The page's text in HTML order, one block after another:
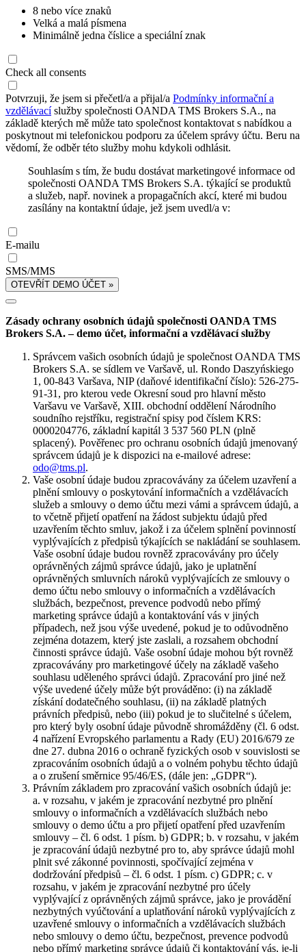
8 nebo více znaků
Velká a malá písmena
Minimálně jedna číslice a speciální znak
Check all consents
Potvrzuji, že jsem si přečetl/a a přijal/a Podmínky informační a
vzdělávacíslužby společnosti OANDA TMS Brokers S.A., na
základě kterých mě může tato společnost kontaktovat s nabídkou a
poskytnout mi telefonickou podporu za účelem správy účtu. Beru na
vědomí, že odběr této služby mohu kdykoli odhlásit.
Souhlasím s tím, že budu dostávat marketingové informace od
společnosti OANDA TMS Brokers S.A. týkající se produktů
a služeb, např. novinek a propagačních akcí, které mi budou
zasílány na kontaktní údaje, jež jsem uvedl/a v:
E-mailu
SMS/MMS
OTEVŘÍT DEMO ÚČET »
Zásady ochrany osobních údajů společnosti OANDA TMS
Brokers S.A. – demo účet, informační a vzdělávací služby
Správcem vašich osobních údajů je společnost OANDA TMS
Brokers S.A. se sídlem ve Varšavě, ul. Rondo Daszyńskiego
1, 00-843 Varšava, NIP (daňové identifikační číslo): 526-275-
91-31, pro kterou vede Okresní soud pro hlavní město
Varšavu ve Varšavě, XIII. obchodní oddělení Národního
soudního rejstříku, registrační spisy pod číslem KRS:
0000204776, základní kapitál 3 537 560 PLN (plně
splacený). Pověřenec pro ochranu osobních údajů jmenovaný
správcem údajů je k dispozici na e-mailové adrese:
odo@tms.pl.
Vaše osobní údaje budou zpracovávány za účelem uzavření a
plnění smlouvy o poskytování informačních a vzdělávacích
služeb a smlouvy o demo účtu mezi vámi a správcem údajů, a
to včetně přijetí opatření na žádost subjektu údajů před
uzavřením těchto smluv, jakož i za účelem splnění povinností
vyplývajících z předpisů týkajících se nakládání se souhlasem.
Vaše osobní údaje budou rovněž zpracovávány pro účely
oprávněných zájmů správce údajů, jako je uplatnění
oprávněných smluvních nároků vyplývajících ze smlouvy o
demo účtu nebo smlouvy o informačních a vzdělávacích
službách, bezpečnost, prevence podvodů nebo přímý
marketing správce údajů a kontaktování vás v jiných
případech, než jsou výše uvedené, pokud je to odůvodněno
zejména dotazem, který jste zaslali, a rozsahem obchodní
činnosti správce údajů. Vaše osobní údaje mohou být rovněž
zpracovávány pro marketingové účely na základě vašeho
souhlasu uděleného správci údajů. Zpracování pro jiné než
výše uvedené účely může být prováděno: (i) na základě
získání dodatečného souhlasu, (ii) na základě platných
právních předpisů, nebo (iii) pokud je to slučitelné s účelem,
pro který byly osobní údaje původně shromážděny (čl. 6 odst.
4 nařízení Evropského parlamentu a Rady (EU) 2016/679 ze
dne 27. dubna 2016 o ochraně fyzických osob v souvislosti se
zpracováním osobních údajů a o volném pohybu těchto údajů
a o zrušení směrnice 95/46/ES, (dále jen: „GDPR“).
Právním základem pro zpracování vašich osobních údajů je:
a. v rozsahu, v jakém je zpracování nezbytné pro plnění
smlouvy o informačních a vzdělávacích službách nebo
smlouvy o demo účtu a pro přijetí opatření před uzavřením
smlouvy – čl. 6 odst. 1 písm. b) GDPR; b. v rozsahu, v jakém
je zpracování údajů nezbytné pro to, aby správce údajů mohl
plnit své zákonné povinnosti, spočívající zejména v
dodržování předpisů – čl. 6 odst. 1 písm. c) GDPR; c. v
rozsahu, v jakém je zpracování nezbytné pro účely
vyplývající z oprávněných zájmů správce, jako je provádění
nezbytných vyúčtování a uplatňování nároků vyplývajících z
uzavřené smlouvy o informačních a vzdělávacích službách
nebo smlouvy o demo účtu, bezpečnost, prevence podvodů
nebo přímý marketing správce údajů či kontaktování vás, je-li